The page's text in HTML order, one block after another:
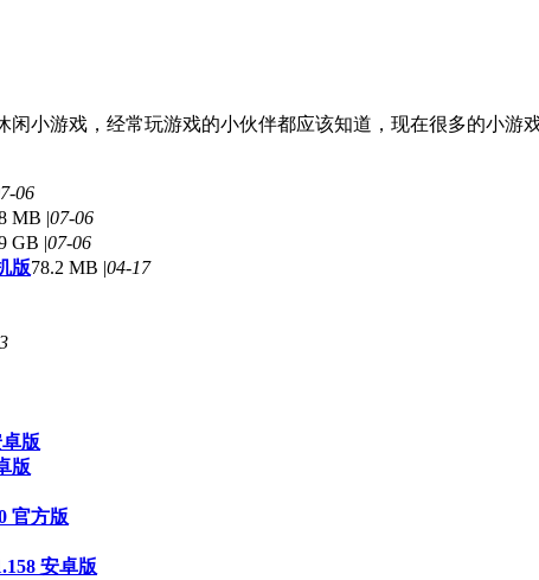
小游戏，经常玩游戏的小伙伴都应该知道，现在很多的小游
06
MB |07-06
GB |07-06
版78.2 MB |04-17
版
版
官方版
安卓版